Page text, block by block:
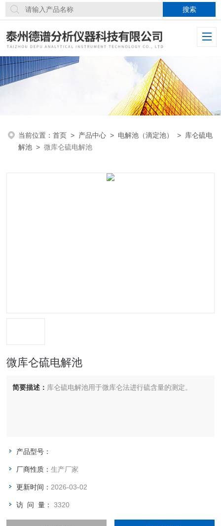
当前位置：首页 > 产品中心 > 电解池（滴定池） > 库仑硫电
解池 >微库仑硫电解池
微库仑硫电解池
简要描述： 库仑硫电解池用于微库仑法进行硫含量的测定。
产品型号：
厂商性质：生产厂家
更新时间： 2026-03-02
访 问 量：3320